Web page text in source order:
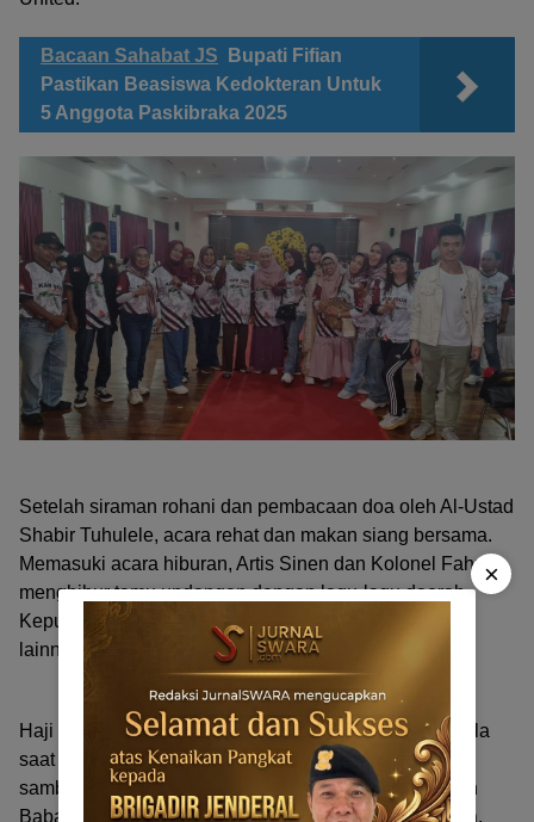
Bacaan Sahabat JS
Bupati Fifian
Pastikan Beasiswa Kedokteran Untuk
5 Anggota Paskibraka 2025
Setelah siraman rohani dan pembacaan doa oleh Al-Ustad
Shabir Tuhulele, acara rehat dan makan siang bersama.
Memasuki acara hiburan, Artis Sinen dan Kolonel Fahril
menghibur tamu undangan dengan lagu-lagu daerah
Kepulauan Sula. Dilanjutkan acara hiburan panggung
lainnya.
Haji Ongen Sangadji yang tiba di Gedung Pramanasala
saat makan siang itu, kemudian didaulat memberi
sambutan. Usai door-prize sesi I, MC Venti Asnath dan
Babatopa menyilakan Haji Ongen ke panggung utama.
×